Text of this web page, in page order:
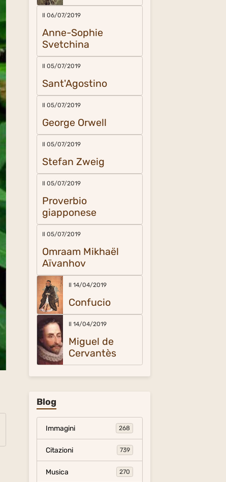
Il 06/07/2019
Anne-Sophie
Svetchina
Il 05/07/2019
Sant'Agostino
Il 05/07/2019
George Orwell
Il 05/07/2019
Stefan Zweig
Il 05/07/2019
Proverbio
giapponese
Il 05/07/2019
Omraam Mikhaël
Aïvanhov
Il 14/04/2019
Confucio
Il 14/04/2019
Miguel de
Cervantès
Blog
Immagini 268
Citazioni 739
Musica 270